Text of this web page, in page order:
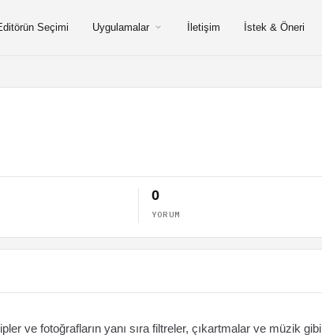
Seçimi Uygulamalar İletişim İstek & Öneri
0
YORUM
ve fotoğrafların yanı sıra filtreler, çıkartmalar ve müzik gibi